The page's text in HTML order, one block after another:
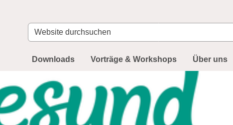
Website
durchsuchen
Downloads Vorträge & Workshops Über uns